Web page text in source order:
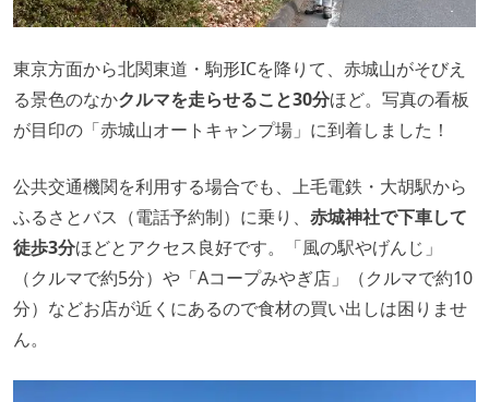
東京方面から北関東道・駒形ICを降りて、赤城山がそびえ
る景色のなかクルマを走らせること30分ほど。写真の看板
が目印の「赤城山オートキャンプ場」に到着しました！
公共交通機関を利用する場合でも、上毛電鉄・大胡駅から
ふるさとバス（電話予約制）に乗り、 赤城神社で下車して
徒歩3分ほどとアクセス良好です。「風の駅やげんじ」
（クルマで約5分）や「Aコープみやぎ店」（クルマで約10
分）などお店が近くにあるので食材の買い出しは困りませ
ん。